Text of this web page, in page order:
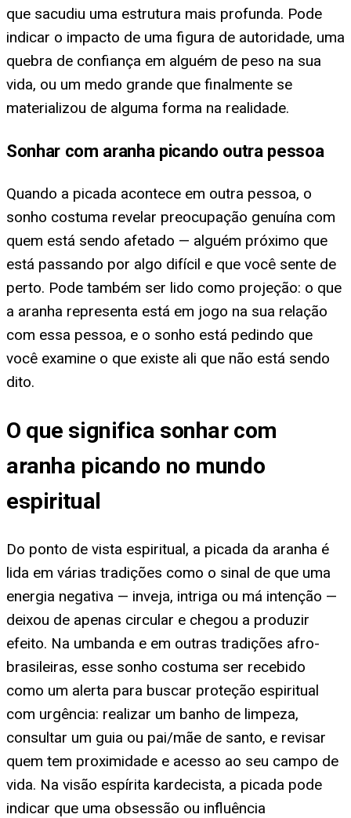
que sacudiu uma estrutura mais profunda. Pode
indicar o impacto de uma figura de autoridade, uma
quebra de confiança em alguém de peso na sua
vida, ou um medo grande que finalmente se
materializou de alguma forma na realidade.
Sonhar com aranha picando outra pessoa
Quando a picada acontece em outra pessoa, o
sonho costuma revelar preocupação genuína com
quem está sendo afetado — alguém próximo que
está passando por algo difícil e que você sente de
perto. Pode também ser lido como projeção: o que
a aranha representa está em jogo na sua relação
com essa pessoa, e o sonho está pedindo que
você examine o que existe ali que não está sendo
dito.
O que significa sonhar com
aranha picando no mundo
espiritual
Do ponto de vista espiritual, a picada da aranha é
lida em várias tradições como o sinal de que uma
energia negativa — inveja, intriga ou má intenção —
deixou de apenas circular e chegou a produzir
efeito. Na umbanda e em outras tradições afro-
brasileiras, esse sonho costuma ser recebido
como um alerta para buscar proteção espiritual
com urgência: realizar um banho de limpeza,
consultar um guia ou pai/mãe de santo, e revisar
quem tem proximidade e acesso ao seu campo de
vida. Na visão espírita kardecista, a picada pode
indicar que uma obsessão ou influência